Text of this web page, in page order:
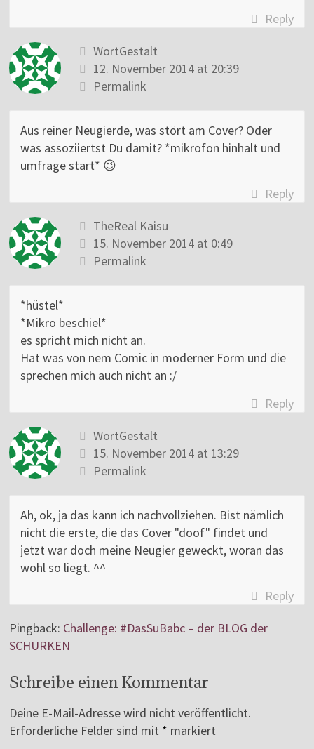
Reply
WortGestalt
12. November 2014 at 20:39
Permalink
Aus reiner Neugierde, was stört am Cover? Oder
was assoziiertst Du damit? *mikrofon hinhalt und
umfrage start* 😉
Reply
TheReal Kaisu
15. November 2014 at 0:49
Permalink
*hüstel*
*Mikro beschiel*
es spricht mich nicht an.
Hat was von nem Comic in moderner Form und die
sprechen mich auch nicht an :/
Reply
WortGestalt
15. November 2014 at 13:29
Permalink
Ah, ok, ja das kann ich nachvollziehen. Bist nämlich
nicht die erste, die das Cover "doof" findet und
jetzt war doch meine Neugier geweckt, woran das
wohl so liegt. ^^
Reply
Pingback: Challenge: #DasSuBabc – der BLOG der
SCHURKEN
Schreibe einen Kommentar
Deine E-Mail-Adresse wird nicht veröffentlicht.
Erforderliche Felder sind mit * markiert